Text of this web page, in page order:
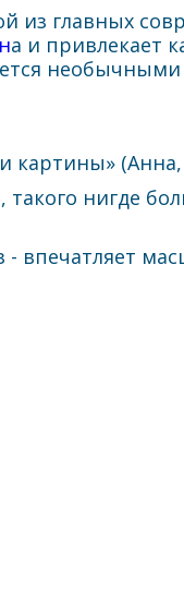
из главных
а и привлекает
картины»
нигде
- впечатляет